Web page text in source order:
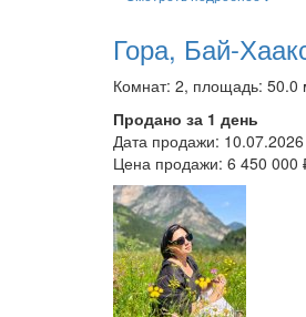
Гора, Бай-
Комнат: 2, площадь: 50.0
Продано за 1 день
Дата продажи: 10.07.2026
Цена продажи: 6 450 000